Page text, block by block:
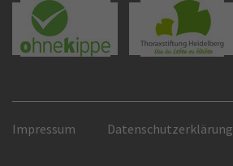
Impressum Datenschutzerklärung